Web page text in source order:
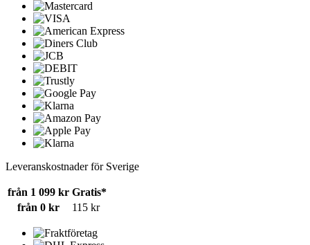
Leveranskostnader för Sverige
från 1 099 kr Gratis*
från 0 kr
115 kr